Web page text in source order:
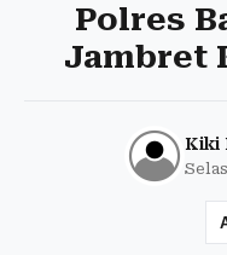
Polres
Jambret
Kiki